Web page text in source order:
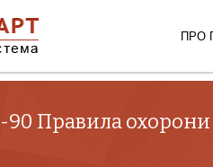
ПРО
Правила охорони